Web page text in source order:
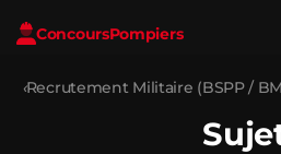
ConcoursPompiers
‹Recrutement Militaire (BSPP /